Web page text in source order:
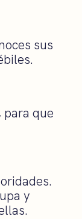
sus
para que
y